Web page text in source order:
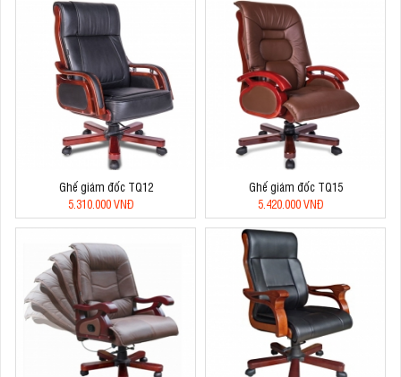
Ghế giám đốc TQ12
5.310.000 VNĐ
Ghế giám đốc TQ15
5.420.000 VNĐ